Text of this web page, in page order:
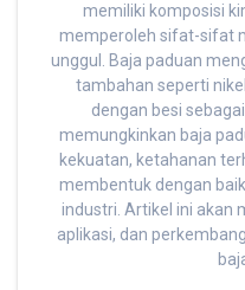
memiliki komposisi
memperoleh sifat-sifat
unggul. Baja paduan
tambahan seperti
dengan besi
memungkinkan baja
kekuatan, ketahanan
membentuk dengan
industri. Artikel ini akan
aplikasi, dan